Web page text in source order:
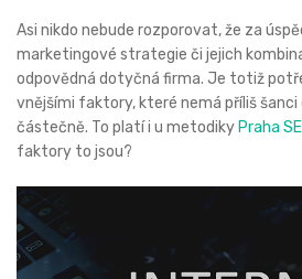
Asi nikdo nebude rozporovat, že za
marketingové strategie či jejich
odpovědná dotyčná firma. Je totiž
vnějšími faktory, které nemá příliš šanci
částečně. To platí i u metodiky Praha
faktory to jsou?